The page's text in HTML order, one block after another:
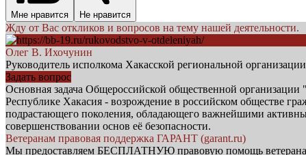
Мне нравится Не нравится
Жду от Вас откликов и вопросов на тему нашей деятельности.
Олег В. Ихочунин
Руководитель исполкома Хакасской региональной
Задать вопрос
Основная задача Общероссийской общественной
Республике Хакасия - возрождение в российском обществе
подрастающего поколения, обладающего важнейшими
совершенствовании основ её безопасности.
Ветеранам правовая поддержка ГАРАНТ (garant.ru)
Мы предоставляем БЕСПЛАТНУЮ правовую помощь